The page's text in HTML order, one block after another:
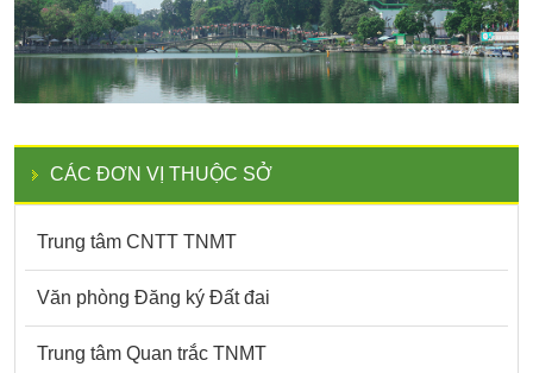
CÁC ĐƠN VỊ THUỘC SỞ
Trung tâm CNTT TNMT
Văn phòng Đăng ký Đất đai
Trung tâm Quan trắc TNMT